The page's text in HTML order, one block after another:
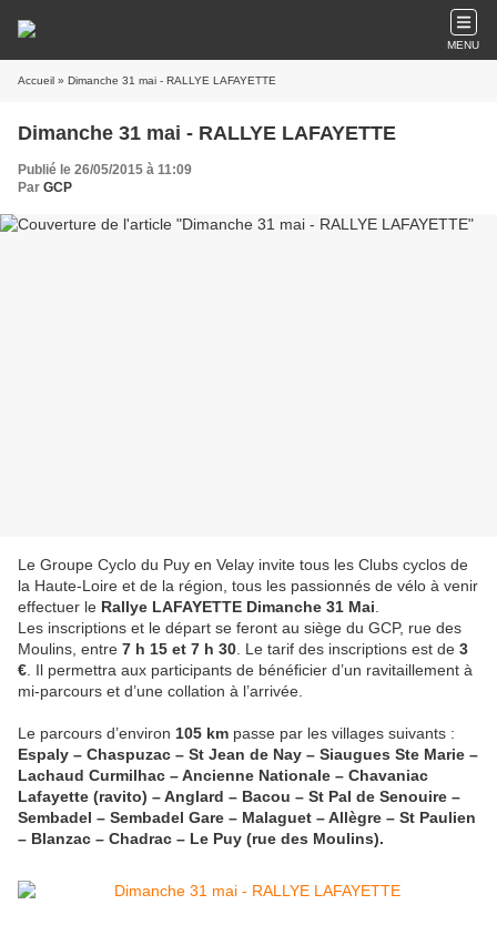
MENU
Accueil » Dimanche 31 mai - RALLYE LAFAYETTE
Dimanche 31 mai - RALLYE LAFAYETTE
Publié le 26/05/2015 à 11:09
Par GCP
Le Groupe Cyclo du Puy en Velay invite tous les Clubs cyclos de
la Haute-Loire et de la région, tous les passionnés de vélo à venir
effectuer le Rallye LAFAYETTE Dimanche 31 Mai
Les inscriptions et le départ se feront au siège du GCP, rue des
Moulins, entre 7 h 15 et 7 h 30 . Le tarif des inscriptions est de 3
€ . Il permettra aux participants de bénéficier d’un ravitaillement à
mi-parcours et d’une collation à l’arrivée.
Le parcours d’environ 105 km passe par les villages suivants :
Espaly – Chaspuzac – St Jean de Nay – Siaugues Ste Marie –
Lachaud Curmilhac – Ancienne Nationale – Chavaniac
Lafayette (ravito) – Anglard – Bacou – St Pal de Senouire –
Sembadel – Sembadel Gare – Malaguet – Allègre – St Paulien
– Blanzac – Chadrac – Le Puy (rue des Moulins).